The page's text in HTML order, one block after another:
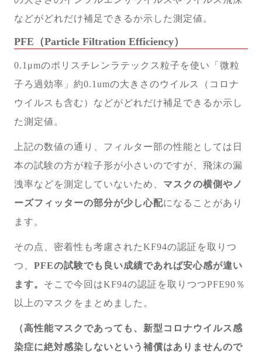
などがどれだけ補足できるか示した測定値。
PFE（Particle Filtration Efficiency）
0.1μmのポリスチレンラテックス粒子を使い「微粒
子ろ過効率」約0.1umの大きさのウイルス（コロナ
ウイルスも含む）などがどれだけ補足できるか示し
た測定値。
上記の数値の通り、フィルター部の性能としては日
本の試験の方が粒子形が小さいのですが、飛沫の漏
洩率などを測定していないため、 マスクの横側やノ
ーズフィッターの部分が少し心配になることがあり
ます。
その点、密着性も考慮されたKF94の認証を取りつ
つ、 PFEの試験でも良い成績であれば安心感が違い
ます。 そこで今回はKF94の認証を取りつつPFE90％
以上のマスクをまとめました。
（高性能マスクであっても、新型コロナウイルス感
染症に絶対感染しないという補償はありませんので